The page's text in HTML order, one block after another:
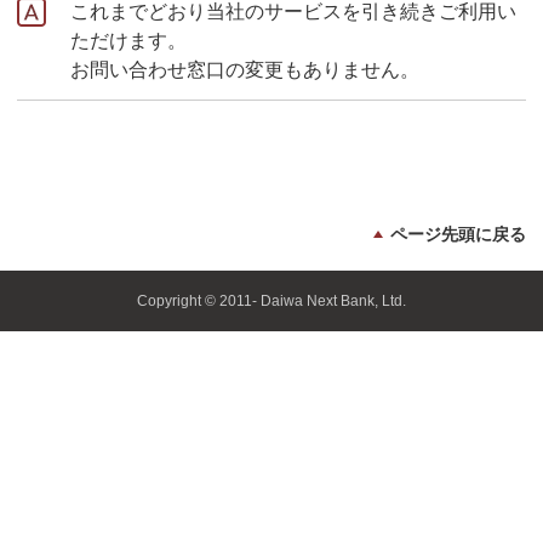
これまでどおり当社のサービスを引き続きご利用い
ただけます。
お問い合わせ窓口の変更もありません。
ページ先頭に戻る
Copyright © 2011- Daiwa Next Bank, Ltd.